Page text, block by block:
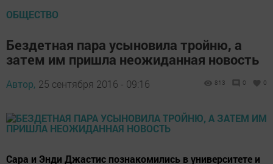
ОБЩЕСТВО
Бездетная пара усыновила тройню, а
затем им пришла неожиданная новость
Автор, 25 сентября 2016 - 09:16 813 0 0
Сара и Энди Джастис познакомились в университете и